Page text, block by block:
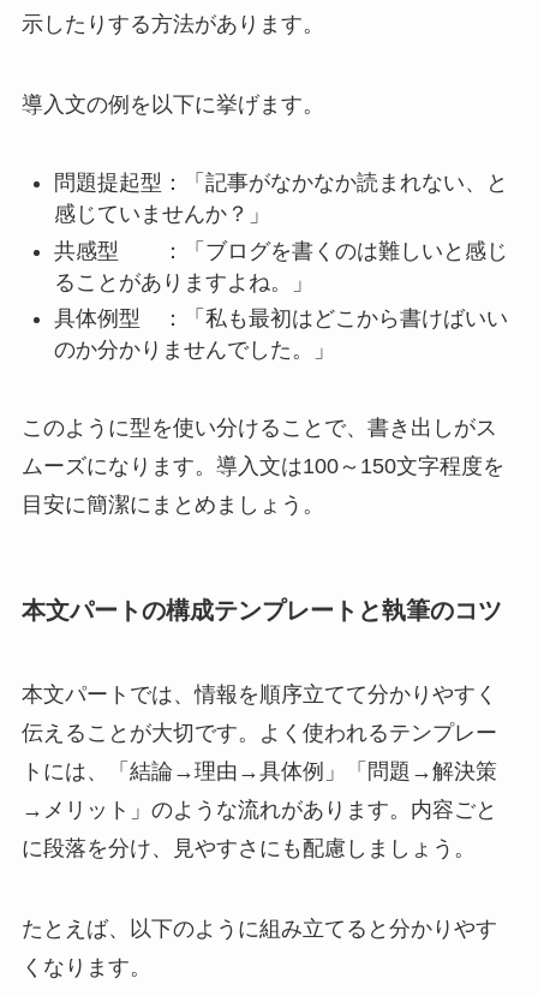
示したりする方法があります。
導入文の例を以下に挙げます。
問題提起型：「記事がなかなか読まれない、と
感じていませんか？」
共感型 ：「ブログを書くのは難しいと感じ
ることがありますよね。」
具体例型 ：「私も最初はどこから書けばいい
のか分かりませんでした。」
このように型を使い分けることで、書き出しがス
ムーズになります。導入文は100～150文字程度を
目安に簡潔にまとめましょう。
本文パートの構成テンプレートと執筆のコツ
本文パートでは、情報を順序立てて分かりやすく
伝えることが大切です。よく使われるテンプレー
トには、「結論→理由→具体例」「問題→解決策
→メリット」のような流れがあります。内容ごと
に段落を分け、見やすさにも配慮しましょう。
たとえば、以下のように組み立てると分かりやす
くなります。